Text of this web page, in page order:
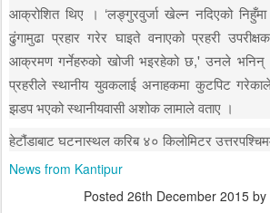
आक्रोशित थिए । ‘लङ्गुरवुर्जा खेल्न नदिएको निहुँमा
ढुंगामुढा प्रहार गरेर घाइते वनाएको प्रहरी
आक्रमण गर्नेहरुको खोजी भइरहेको छ,' उनले भनिन्
प्रहरीले स्थानीय युवकलाई अनाहकमा कुटपिट गरेकाले
झडप भएको स्थानीयवासी अशोक लामाले वताए ।
हेटौंडाबाट घटनास्थल करिब ४० किलोमिटर
News from Kantipur
Posted 26th December 2015 by